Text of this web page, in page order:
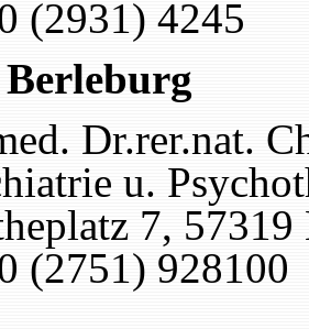
(2931) 4245
Dr.rer.nat.
u.
7,
(2751) 928100